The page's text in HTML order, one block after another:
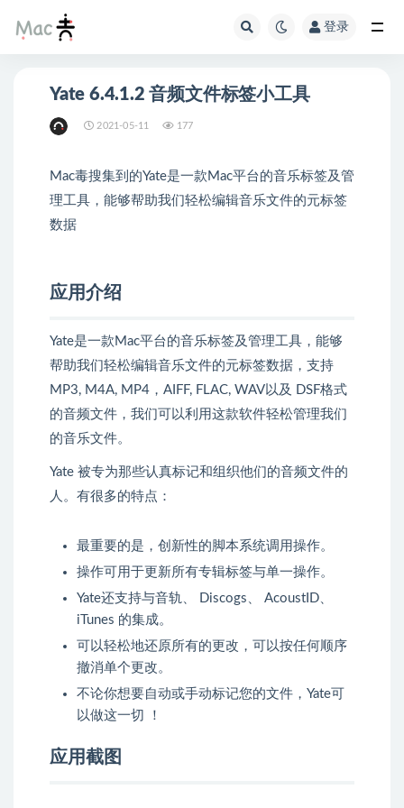
登录
Yate 6.4.1.2 音频文件标签小工具
2021-05-11 177
Mac毒搜集到的Yate是一款Mac平台的音乐标签及管
理工具，能够帮助我们轻松编辑音乐文件的元标签
数据
应用介绍
Yate是一款Mac平台的音乐标签及管理工具，能够
帮助我们轻松编辑音乐文件的元标签数据，支持
MP3, M4A, MP4，AIFF, FLAC, WAV以及 DSF格式
的音频文件，我们可以利用这款软件轻松管理我们
的音乐文件。
Yate 被专为那些认真标记和组织他们的音频文件的
人。有很多的特点：
最重要的是，创新性的脚本系统调用操作。
操作可用于更新所有专辑标签与单一操作。
Yate还支持与音轨、 Discogs、 AcoustID、
iTunes 的集成。
可以轻松地还原所有的更改，可以按任何顺序
撤消单个更改。
不论你想要自动或手动标记您的文件，Yate可
以做这一切 ！
应用截图